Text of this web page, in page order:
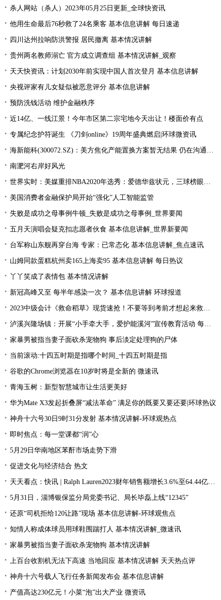
杀人网站（杀人）2023年05月25日更新_全球快资讯
他用生命最后76秒救了24名乘客 基本信息讲解 每日速递
四川达州拉响防洪警报 居民撤离 基本情况讲解
贵州两名教师溺亡 官方成立调查组 基本情况讲解_观察
天天快资讯：计划2030年前实现中国人首次登月 基本信息讲解
央视评家有儿女疑似被恶意评分 基本信息讲解
预防洗钱活动 维护金融秩序
近14亿、一线江景！今年市区第二宗宅地今天出让！楼面价有点
专属纪念护符诞生 《刀剑online》19周年盛典燃启|环球微资讯
海新能科(300072.SZ)：美方焦化产能置换方案暂无结果 仍在沟通过程中|环球观点
南淝河右岸好风光
世界实时：美媒重排NBA2020年选秀：爱德华兹状元，三球榜眼，哈里伯顿探花
美国消费者金融保护局开始“强化”人工智能监管
失败是成功之母事例牛顿_失败是成功之母事例_世界要闻
五月天演唱会疑克扣志愿者伙食 基本信息讲解_世界新要闻
台军称山东舰再穿台海 专家：已常态化 基本信息讲解_焦点速讯
山姆同款蛋糕杭州卖165上海卖95 基本信息讲解 每日热议
丫丫笑成了表情包 基本情况讲解
新冠高峰又至 每半年感染一次？ 基本信息讲解 环球报道
2023中级会计《救命稻草》现货速抢！不要等到考前才想起来救命稻草！
泸溪兴隆场镇：开展“小手牵大手，爱护能溪河”宣传教育活动 每日速读
家暴男被指当妻子面砍杀宠物狗 事后淡定处理狗的尸体
当前滚动:十四五时期是指哪个时间_十四五时期是指
谷歌的Chrome浏览器在10岁时将是全新的 微速讯
青海玉树：新型智慧城市让生活更美好
华为Mate X3发起折叠屏“减法革命” 满足你的既要又要还要|环球热议
神舟十六号30日9时31分发射 基本情况讲解-环球观热点
即时焦点：每一堂课都“润”心
5月29日华南地区苯酐市场走势下滑
促进文化与经济结合 热文
天天看点：快讯 | Ralph Lauren2023财年销售额增长3.6%至64.44亿美元
5月31日，淄博银保监分局党委书记、局长毕磊上线“12345”
还原“司机拒给120让路”现场 基本信息讲解-环球观焦点
知情人称成体球员用球鞋围踹打人 基本情况讲解_微速讯
家暴男被指当妻子面砍杀宠物狗 基本情况讲解
上百台收割机无法下高速 当地回应 基本情况讲解 天天热点评
神舟十六号载人飞行任务新闻发布会 基本信息讲解
产值高达230亿元！小菜“泡”出大产业 微资讯